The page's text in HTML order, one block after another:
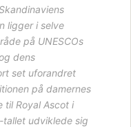
ligger i selve
på UNESCOs
dens
set uforandret
på damernes
til Royal Ascot i
tallet udviklede sig